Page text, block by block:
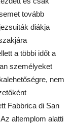
tovább
diákja
a többi időt a
személyeket
nem
Fabbrica di San
altemplom alatti